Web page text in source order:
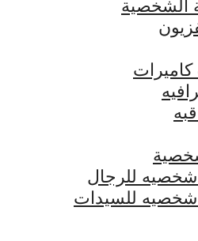
الشخصية
شخصيه للرجال
شخصيه للسيدات